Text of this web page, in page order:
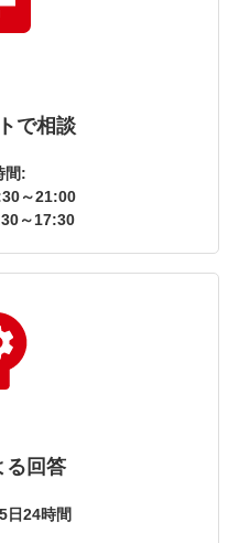
で相談
間:
～21:00
～17:30
回答
日24時間